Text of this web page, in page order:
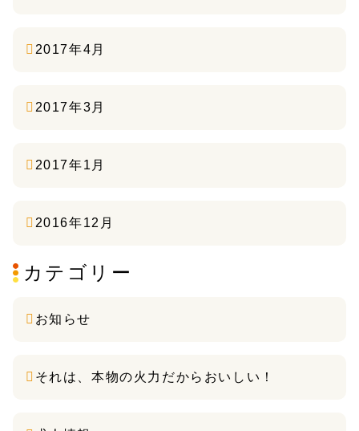
2017年4月
2017年3月
2017年1月
2016年12月
カテゴリー
お知らせ
それは、本物の火力だからおいしい！